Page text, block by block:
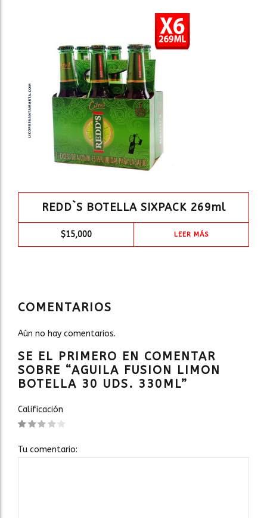
REDD`S BOTELLA SIXPACK 269ml
$15,000 LEER MÁS
COMENTARIOS
Aún no hay comentarios.
SE EL PRIMERO EN COMENTAR
SOBRE “AGUILA FUSION LIMON
BOTELLA 30 UDS. 330ML”
Calificación
Tu comentario: